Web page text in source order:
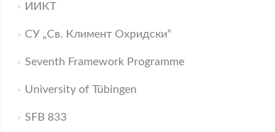
ИИКТ
СУ „Св. Климент Охридски“
Seventh Framework Programme
University of Tübingen
SFB 833